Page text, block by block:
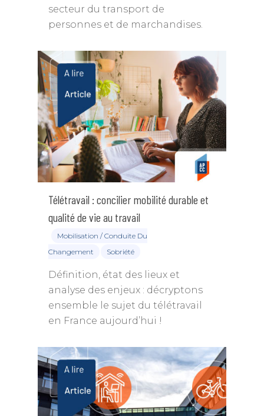
secteur du transport de
personnes et de marchandises.
Télétravail : concilier mobilité durable et
qualité de vie au travail
Mobilisation / Conduite Du
Changement
Sobriété
Définition, état des lieux et
analyse des enjeux : décryptons
ensemble le sujet du télétravail
en France aujourd’hui !